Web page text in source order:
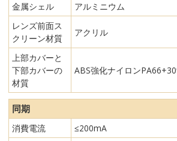
金属シェル
アルミニウム
レンズ前面ス
クリーン材質
アクリル
上部カバーと
下部カバーの
材質
ABS強化ナイロン
同期
消費電流 ≤200mA